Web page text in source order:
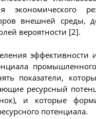
экономического
внешней среды,
вероятности [2].
эффективности
показатели,
ресурсный
и которые
потенциала.